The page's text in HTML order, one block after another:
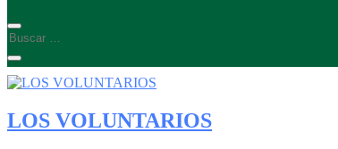
LOS VOLUNTARIOS